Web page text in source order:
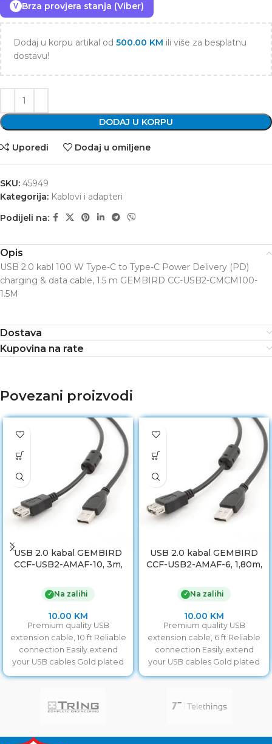
V Brza provjera stanja (Viber)
Dodaj u korpu artikal od 500.00 KM ili više za besplatnu
dostavu!
DODAJ U KORPU
Uporedi Dodaj u omiljene
SKU: 45949
Kategorija: Kablovi i adapteri
Podijeli na:
Opis
USB 2.0 kabl 100 W Type-C to Type-C Power Delivery (PD)
charging & data cable, 1.5 m GEMBIRD CC-USB2-CMCM100-
1.5M
Dostava
Kupovina na rate
Povezani proizvodi
USB 2.0 kabal GEMBIRD
CCF-USB2-AMAF-10, 3m,
ferrit
✓ Na zalihi
10.00 KM
Premium quality USB
extension cable, 10 ft Reliable
connection Easily extend
your USB cables Gold plated
contacts Lifetime warranty
USB 2.0 kabal GEMBIRD
CCF-USB2-AMAF-6, 1,80m,
✓ Na zalihi
10.00 KM
Premium quality USB
extension cable, 6 ft Reliable
connection Easily extend
your USB cables Gold plated
contacts